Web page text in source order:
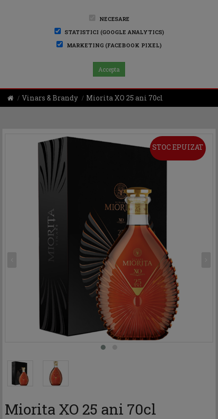
NECESARE
STATISTICI (GOOGLE ANALYTICS)
MARKETING (FACEBOOK PIXEL)
Accepta
Vinars & Brandy Miorita XO 25 ani 70cl
STOC EPUIZAT
Miorita XO 25 ani 70cl